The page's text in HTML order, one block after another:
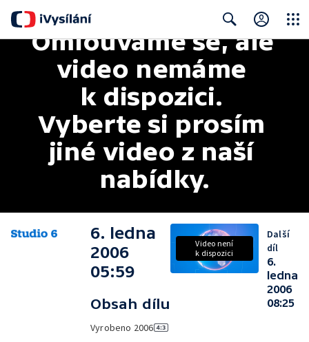
Search
Omlouváme se, ale
video nemáme
k dispozici.
Vyberte si prosím
jiné video z naší
nabídky.
6. ledna
2006
05:59
Obsah dílu
Vyrobeno 2006
Video není
k dispozici
Další
díl
6.
ledna
2006
08:25